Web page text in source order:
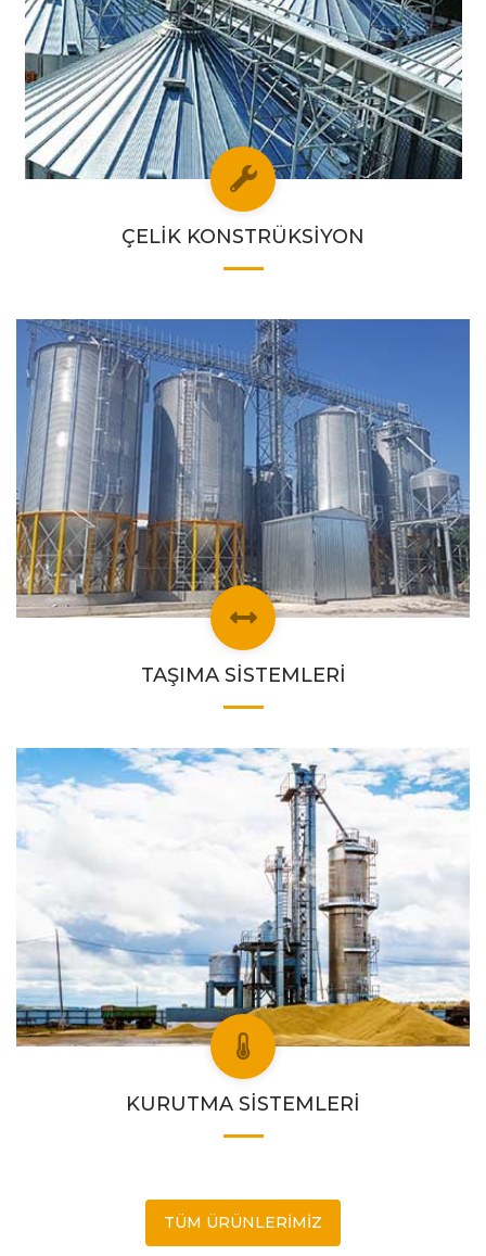
ÇELİK KONSTRÜKSİYON
TAŞIMA SİSTEMLERİ
KURUTMA SİSTEMLERİ
TÜM ÜRÜNLERIMIZ